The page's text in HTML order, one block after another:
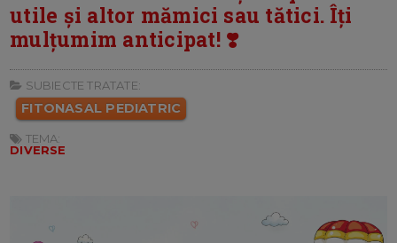
utile și altor mămici sau tătici. Îți
mulțumim anticipat! ❣️
SUBIECTE TRATATE:
FITONASAL PEDIATRIC
TEMA:
DIVERSE